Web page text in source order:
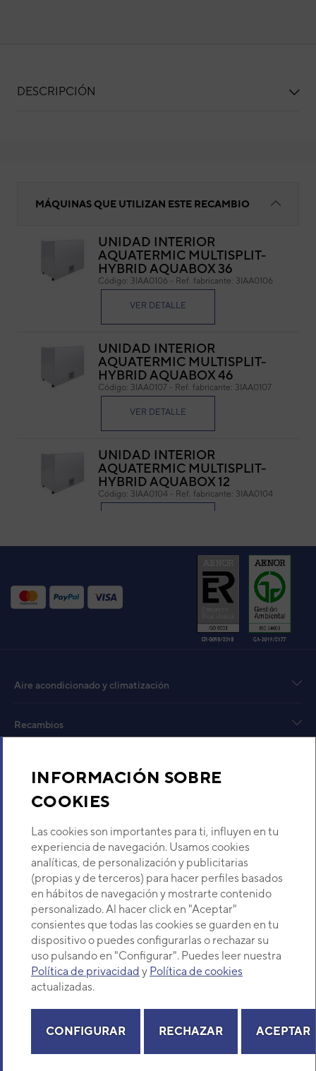
INFORMACIÓN SOBRE
COOKIES
Las cookies son importantes para ti, influyen en tu
experiencia de navegación. Usamos cookies
analíticas, de personalización y publicitarias
(propias y de terceros) para hacer perfiles basados
en hábitos de navegación y mostrarte contenido
personalizado. Al hacer click en "Aceptar"
consientes que todas las cookies se guarden en tu
dispositivo o puedes configurarlas o rechazar su
uso pulsando en "Configurar". Puedes leer nuestra
Política de privacidad y Política de cookies
actualizadas.
CONFIGURAR RECHAZAR ACEPTAR
DESCRIPCIÓN
MÁQUINAS QUE UTILIZAN ESTE RECAMBIO
UNIDAD INTERIOR
AQUATERMIC MULTISPLIT-
HYBRID AQUABOX 36
Código: 3IAA0106 - Ref. fabricante: 3IAA0106
VER DETALLE
UNIDAD INTERIOR
AQUATERMIC MULTISPLIT-
HYBRID AQUABOX 46
Código: 3IAA0107 - Ref. fabricante: 3IAA0107
VER DETALLE
UNIDAD INTERIOR
AQUATERMIC MULTISPLIT-
HYBRID AQUABOX 12
Código: 3IAA0104 - Ref. fabricante: 3IAA0104
UNIDAD INTERIOR
AQUATERMIC MULTISPLIT-
HYBRID AQUABOX 18
Código: Ref. fabricante: 3IAA0105
Aire acondicionado y climatización
Recambios
Descubre Eurofred
Dónde Estamos
¿Buscas un servicio técnico?
Selecciona provincia